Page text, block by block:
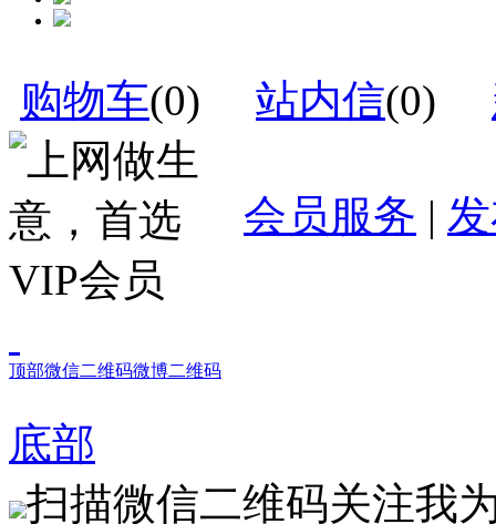
购物车(0) 站内信(0)
会员服务 |
顶部微信二维码微博二维码
底部
扫描微信二维码关注我